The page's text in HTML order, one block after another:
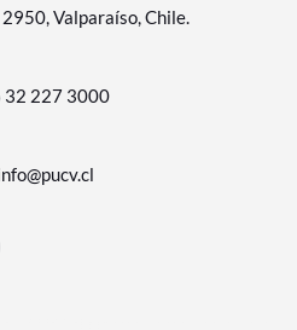
Valparaíso, Chile.
32 227 3000